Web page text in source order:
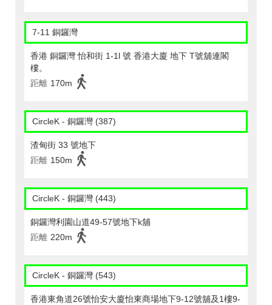
7-11 銅鑼灣
香港 銅鑼灣 怡和街 1-1l 號 香港大廈 地下 T號舖連閣
樓。
距離 170m
CircleK - 銅鑼灣 (387)
渣甸街 33 號地下
距離 150m
CircleK - 銅鑼灣 (443)
銅鑼灣利園山道49-57號地下k舖
距離 220m
CircleK - 銅鑼灣 (543)
香港東角道26號怡安大廈怡東商場地下9-12號舖及1樓9-